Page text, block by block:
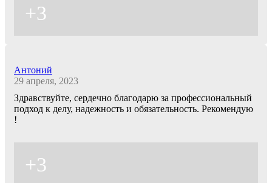
+3
Антоний
29 апреля, 2023
Здравствуйте, сердечно благодарю за профессиональный
подход к делу, надежность и обязательность. Рекомендую
!
+3